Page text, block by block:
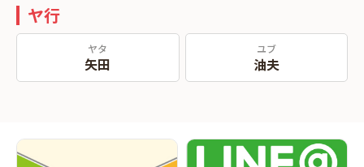
ヤ行
ヤタ
矢田
ユブ
油夫